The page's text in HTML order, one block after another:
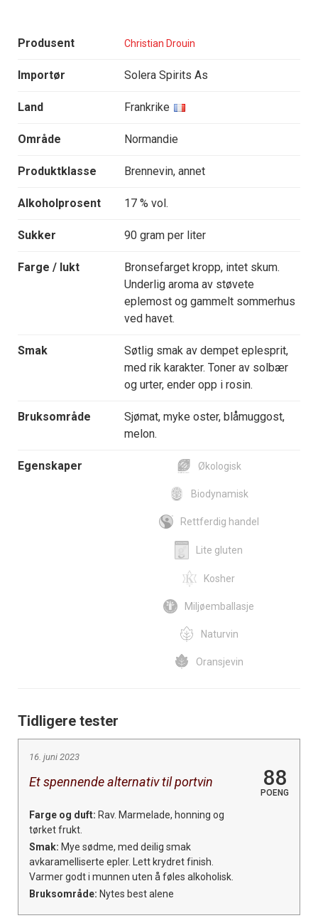
Produsent Christian Drouin
Importør Solera Spirits As
Land Frankrike
Område Normandie
Produktklasse Brennevin, annet
Alkoholprosent 17 % vol.
Sukker 90 gram per liter
Farge / lukt
Bronsefarget kropp, intet skum.
Underlig aroma av støvete
eplemost og gammelt sommerhus
ved havet.
Smak
Søtlig smak av dempet eplesprit,
med rik karakter. Toner av solbær
og urter, ender opp i rosin.
Bruksområde
Sjømat, myke oster, blåmuggost,
melon.
Egenskaper Økologisk
Biodynamisk
Rettferdig handel
Lite gluten
Kosher
Miljøemballasje
Naturvin
Oransjevin
Tidligere tester
16. juni 2023
Et spennende alternativ til portvin 88
POENG
Farge og duft: Rav. Marmelade, honning og
tørket frukt.
Smak: Mye sødme, med deilig smak
avkaramelliserte epler. Lett krydret finish.
Varmer godt i munnen uten å føles alkoholisk.
Bruksområde: Nytes best alene